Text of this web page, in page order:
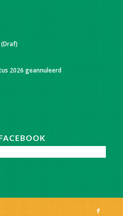
2026 geannuleerd